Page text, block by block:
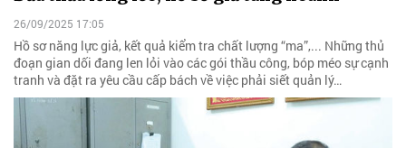
26/09/2025 17:05
Hồ sơ năng lực giả, kết quả kiểm tra chất lượng “ma”,... Những thủ
đoạn gian dối đang len lỏi vào các gói thầu công, bóp méo sự cạnh
tranh và đặt ra yêu cầu cấp bách về việc phải siết quản lý…